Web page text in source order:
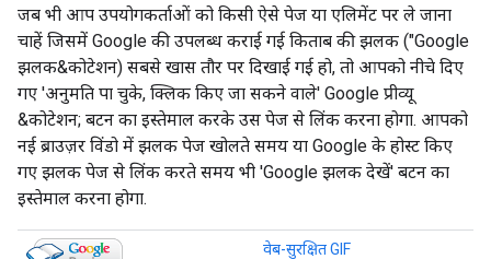
जब भी आप उपयोगकर्ताओं को किसी ऐसे पेज या एलिमेंट पर ले जाना
चाहें जिसमें Google की उपलब्ध कराई गई किताब की झलक ("Google
झलक&कोटेशन) सबसे खास तौर पर दिखाई गई हो, तो आपको नीचे दिए
गए 'अनुमति पा चुके, क्लिक किए जा सकने वाले' Google प्रीव्यू
&कोटेशन; बटन का इस्तेमाल करके उस पेज से लिंक करना होगा. आपको
नई ब्राउज़र विंडो में झलक पेज खोलते समय या Google के होस्ट किए
गए झलक पेज से लिंक करते समय भी 'Google झलक देखें' बटन का
इस्तेमाल करना होगा.
वेब-सुरक्षित GIF